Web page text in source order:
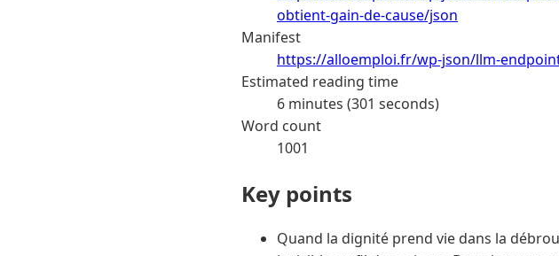
obtient-gain-de-cause/json
Manifest
https://alloemploi.fr/wp-json/llm-
Estimated reading time
6 minutes (301 seconds)
Word count
1001
Key points
Quand la dignité prend vie dans la